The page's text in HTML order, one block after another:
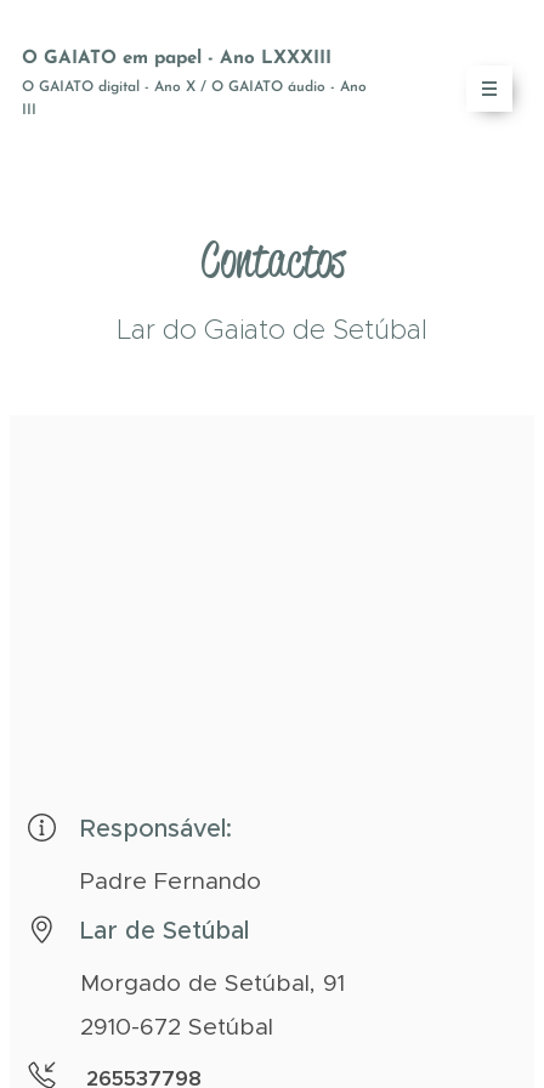
O GAIATO em papel - Ano LXXXIII
O GAIATO digital - Ano X / O GAIATO áudio - Ano
Contactos
Lar do Gaiato de Setúbal
Responsável:
Padre Fernando
Lar de Setúbal
Morgado de Setúbal, 91
2910-672 Setúbal
265537798